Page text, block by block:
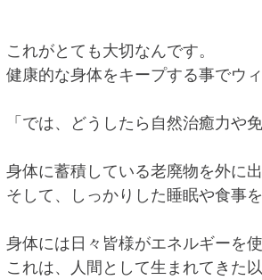
これがとても大切なんです。
健康的な身体をキープする事でウ
「では、どうしたら自然治癒力や
身体に蓄積している老廃物を外に
そして、しっかりした睡眠や食事
身体には日々皆様がエネルギーを
これは、人間として生まれてきた